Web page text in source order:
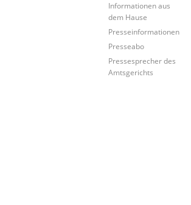
Informationen aus
dem Hause
Presseinformationen
Presseabo
Pressesprecher des
Amtsgerichts